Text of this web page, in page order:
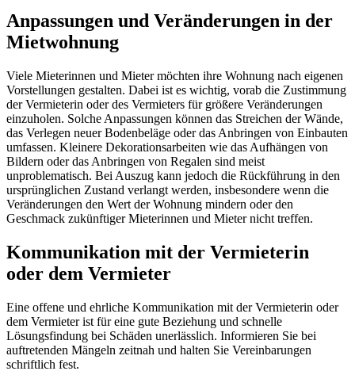
Anpassungen und Veränderungen in der
Mietwohnung
Viele Mieterinnen und Mieter möchten ihre Wohnung nach eigenen
Vorstellungen gestalten. Dabei ist es wichtig, vorab die Zustimmung
der Vermieterin oder des Vermieters für größere Veränderungen
einzuholen. Solche Anpassungen können das Streichen der Wände,
das Verlegen neuer Bodenbeläge oder das Anbringen von Einbauten
umfassen. Kleinere Dekorationsarbeiten wie das Aufhängen von
Bildern oder das Anbringen von Regalen sind meist
unproblematisch. Bei Auszug kann jedoch die Rückführung in den
ursprünglichen Zustand verlangt werden, insbesondere wenn die
Veränderungen den Wert der Wohnung mindern oder den
Geschmack zukünftiger Mieterinnen und Mieter nicht treffen.
Kommunikation mit der Vermieterin
oder dem Vermieter
Eine offene und ehrliche Kommunikation mit der Vermieterin oder
dem Vermieter ist für eine gute Beziehung und schnelle
Lösungsfindung bei Schäden unerlässlich. Informieren Sie bei
auftretenden Mängeln zeitnah und halten Sie Vereinbarungen
schriftlich fest.